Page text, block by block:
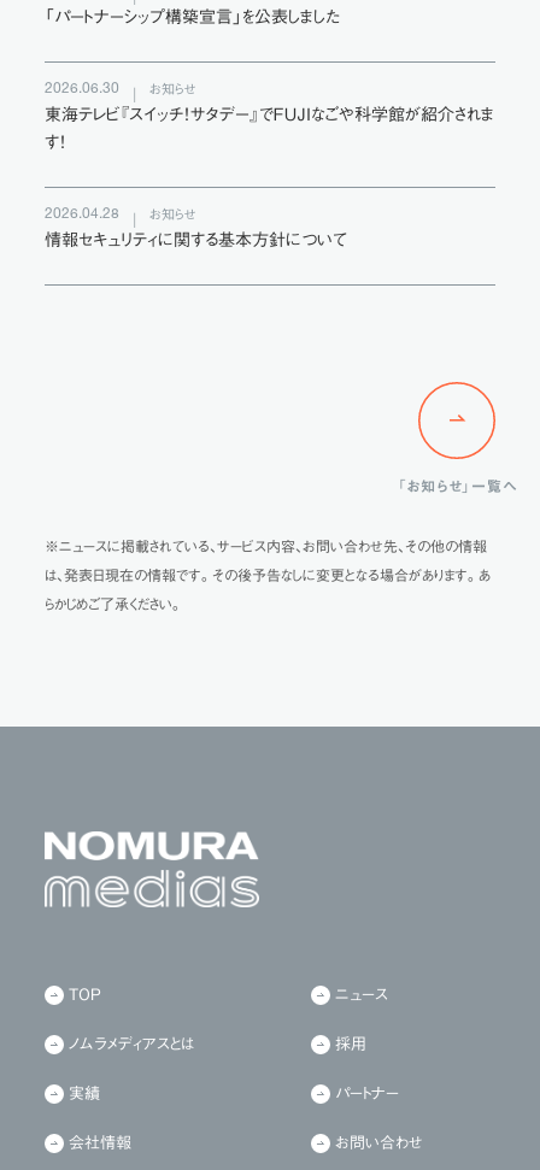
「パートナーシップ構築宣言」を公表しました
2026.06.30 お知らせ
東海テレビ『スイッチ！サタデー』でＦＵＪＩなごや科学館が紹介されま
す！
2026.04.28 お知らせ
情報セキュリティに関する基本⽅針について
「お知らせ」一覧へ
※ニュースに掲載されている、サービス内容、お問い合わせ先、その他の情報
は、発表日現在の情報です。その後予告なしに変更となる場合があります。あ
らかじめご了承ください。
TOP
ノムラメディアスとは
実績
会社情報
ニュース
採用
パートナー
お問い合わせ